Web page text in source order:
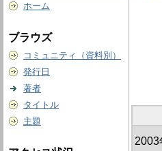
ホーム
ブラウズ
コミュニティ（資料別）
発行日
著者
タイトル
主題
2003